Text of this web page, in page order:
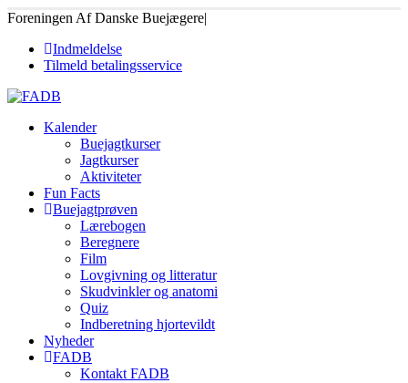
Foreningen Af Danske Buejægere|
Indmeldelse
Tilmeld betalingsservice
Kalender
Buejagtkurser
Jagtkurser
Aktiviteter
Fun Facts
Buejagtprøven
Lærebogen
Beregnere
Film
Lovgivning og litteratur
Skudvinkler og anatomi
Quiz
Indberetning hjortevildt
Nyheder
FADB
Kontakt FADB